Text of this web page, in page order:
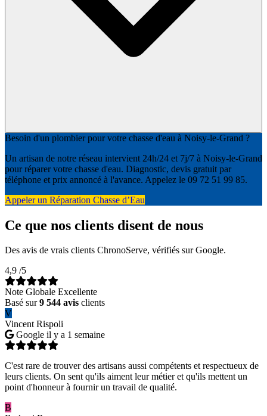
Besoin d'un plombier pour votre chasse d'eau à Noisy-le-Grand ?
Un artisan de notre réseau intervient 24h/24 et 7j/7 à Noisy-le-Grand
pour réparer votre chasse d'eau. Diagnostic, devis gratuit par
téléphone et prix annoncé à l'avance. Appelez le 09 72 51 99 85.
Appeler un Réparation Chasse d’Eau
Ce que nos clients disent de nous
Des avis de vrais clients ChronoServe, vérifiés sur Google.
4,9 /5
Note Globale Excellente
Basé sur9 544 avis clients
V
Vincent Rispoli
Google il y a 1 semaine
C'est rare de trouver des artisans aussi compétents et respectueux de
leurs clients. On sent qu'ils aiment leur métier et qu'ils mettent un
point d'honneur à fournir un travail de qualité.
B